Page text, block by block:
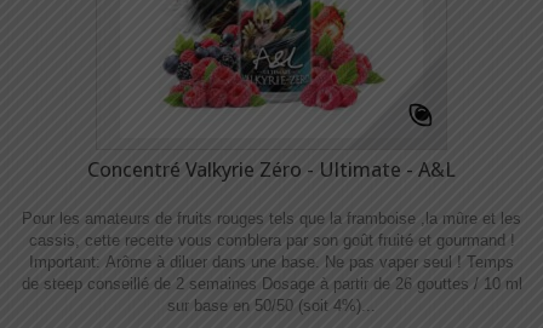
Concentré Valkyrie Zéro - Ultimate - A&L
Pour les amateurs de fruits rouges tels que la framboise ,la mûre et les
cassis, cette recette vous comblera par son goût fruité et gourmand !
Important: Arôme à diluer dans une base. Ne pas vaper seul ! Temps
de steep conseillé de 2 semaines Dosage à partir de 26 gouttes / 10 ml
sur base en 50/50 (soit 4%)...